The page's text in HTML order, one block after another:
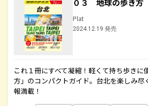
０３ 地球の歩き
Plat
2024.12.19 発売
これ１冊にすべて凝縮！軽くて持ち歩きに
方」のコンパクトガイド。台北を楽しみ尽
報満載！